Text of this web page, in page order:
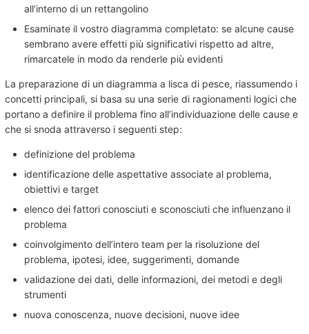
all’interno di un rettangolino
Esaminate il vostro diagramma completato: se alcune cause
sembrano avere effetti più significativi rispetto ad altre,
rimarcatele in modo da renderle più evidenti
La preparazione di un diagramma a lisca di pesce, riassumendo i
concetti principali, si basa su una serie di ragionamenti logici che
portano a definire il problema fino all’individuazione delle cause e
che si snoda attraverso i seguenti step:
definizione del problema
identificazione delle aspettative associate al problema,
obiettivi e target
elenco dei fattori conosciuti e sconosciuti che influenzano il
problema
coinvolgimento dell’intero team per la risoluzione del
problema, ipotesi, idee, suggerimenti, domande
validazione dei dati, delle informazioni, dei metodi e degli
strumenti
nuova conoscenza, nuove decisioni, nuove idee